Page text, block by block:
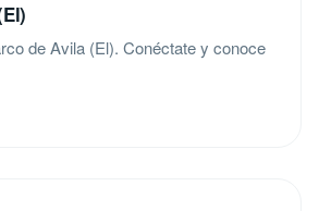
de Avila (El). Conéctate y conoce